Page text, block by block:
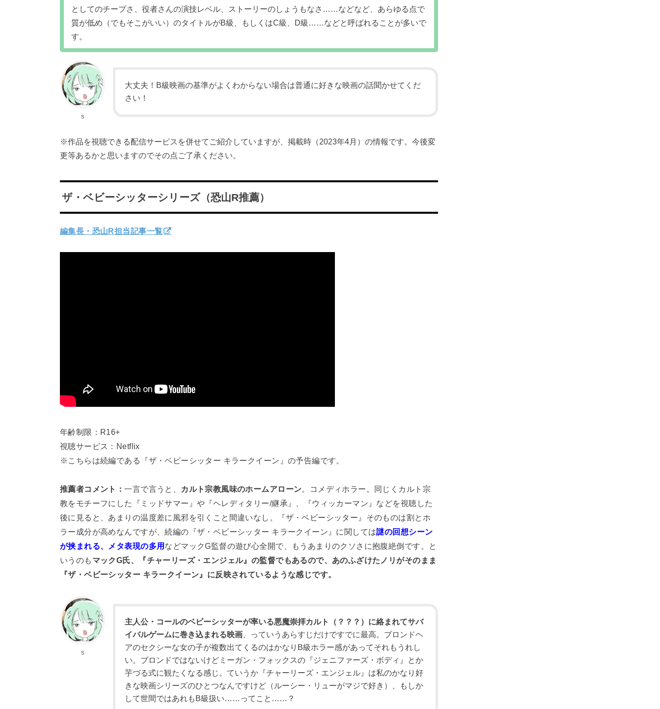
としてのチープさ、役者さんの演技レベル、ストーリーのしょうもなさ……などなど、あらゆる点で
質が低め（でもそこがいい）のタイトルがB級、もしくはC級、D級……などと呼ばれることが多いで
す。
S
大丈夫！B級映画の基準がよくわからない場合は普通に好きな映画の話聞かせてくだ
さい！
※作品を視聴できる配信サービスを併せてご紹介していますが、掲載時（2023年4月）の情報です。今後変
更等あるかと思いますのでその点ご了承ください。
ザ・ベビーシッターシリーズ（恐山R推薦）
編集長・恐山R担当記事一覧
年齢制限：R16+
視聴サービス：Netflix
※こちらは続編である『ザ・ベビーシッター キラークイーン』の予告編です。
推薦者コメント：一言で言うと、 カルト宗教風味のホームアローン。コメディホラー。同じくカルト宗
教をモチーフにした『ミッドサマー』や『ヘレディタリー/継承』、『ウィッカーマン』などを視聴した
後に見ると、あまりの温度差に風邪を引くこと間違いなし。『ザ・ベビーシッター』そのものは割とホ
ラー成分が高めなんですが、続編の『ザ・ベビーシッター キラークイーン』に関しては謎の回想シーン
が挟まれる、メタ表現の多用 などマックG監督の遊び心全開で、もうあまりのクソさに抱腹絶倒です。と
いうのも マックG氏、『チャーリーズ・エンジェル』の監督でもあるので、あのふざけたノリがそのまま
『ザ・ベビーシッター キラークイーン』に反映されているような感じです。
S
主人公・コールのベビーシッターが率いる悪魔崇拝カルト（？？？）に絡まれてサバ
イバルゲームに巻き込まれる映画 、っていうあらすじだけですでに最高。ブロンドヘ
アのセクシーな女の子が複数出てくるのはかなりB級ホラー感があってそれもうれし
い。ブロンドではないけどミーガン・フォックスの『ジェニファーズ・ボディ』とか
芋づる式に観たくなる感じ。ていうか『チャーリーズ・エンジェル』は私のかなり好
きな映画シリーズのひとつなんですけど（ルーシー・リューがマジで好き）、もしか
して世間ではあれもB級扱い……ってこと……？